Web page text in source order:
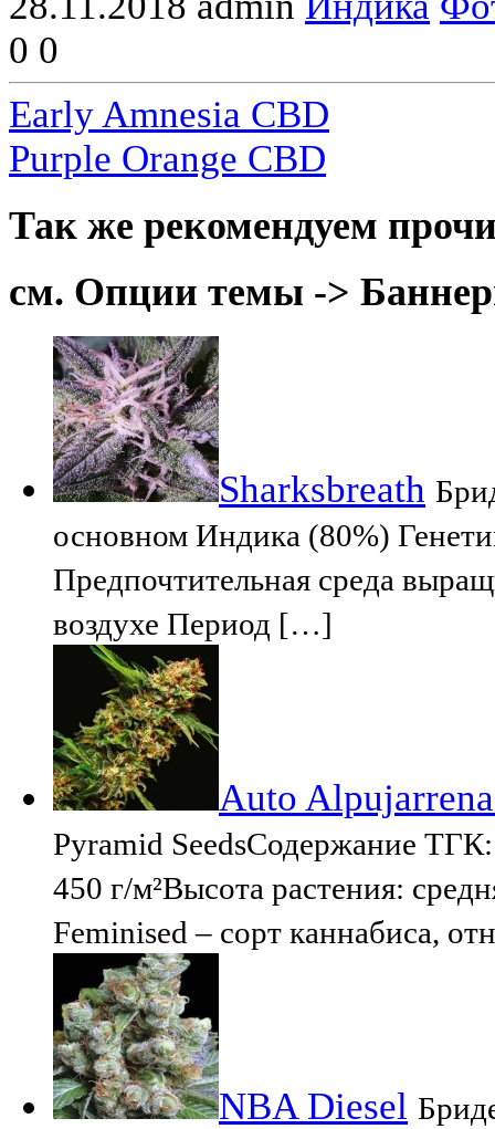
0 0
Early Amnesia CBD
Purple Orange CBD
Так же рекомендуем
см. Опции темы ->
Sharksbreath
основном Индика (80%)
Предпочтительная среда
воздухе Период […]
Auto
Pyramid SeedsСодержание
450 г/м²Высота растения:
Feminised – сорт каннабиса,
NBA Diesel